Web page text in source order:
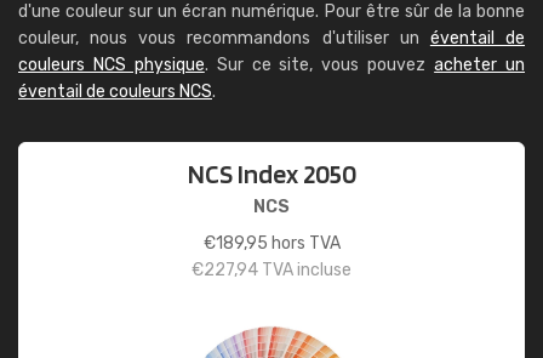
d'une couleur sur un écran numérique. Pour être sûr de la bonne
couleur, nous vous recommandons d'utiliser un éventail de
couleurs NCS physique. Sur ce site, vous pouvezacheter un
éventail de couleurs NCS.
NCS Index 2050
NCS
€189,95 hors TVA
€227,94 TVA incluse